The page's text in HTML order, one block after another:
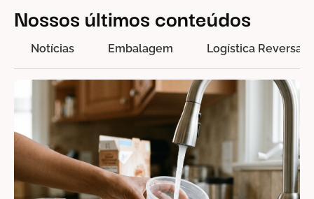
Nossos últimos conteúdos
Notícias Embalagem Logística Reversa